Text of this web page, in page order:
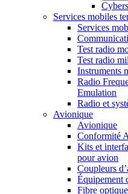
Services mobiles
Services
Test radio
Test radio
Instruments
Radio
Emulation
Radio et
Avionique
Avionique
Conformité
Kits et
pour avion
Coupleurs
Équipement
Fibre